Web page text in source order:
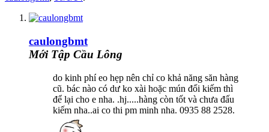
caulongbmt
Mới Tập Cầu Lông
do kinh phí eo hẹp nên chỉ co khả năng săn hàng
cũ. bác nào có dư ko xài hoặc mún đổi kiếm thì
để lại cho e nha. .hj.....hàng còn tốt và chưa đấu
kiếm nha..ai co thi pm minh nha. 0935 88 2528.